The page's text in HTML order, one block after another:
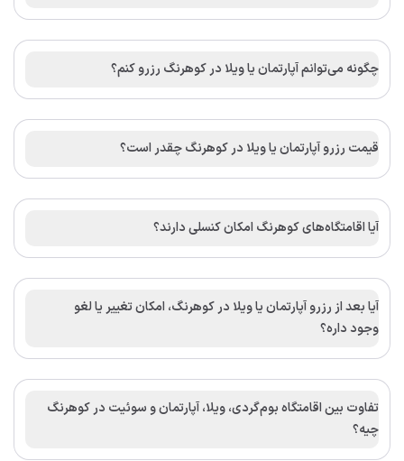
چگونه می‌توانم آپارتمان یا ویلا در کوهرنگ رزرو کنم؟
قیمت رزرو آپارتمان یا ویلا در کوهرنگ چقدر است؟
آیا اقامتگاه‌های کوهرنگ امکان کنسلی دارند؟
آیا بعد از رزرو آپارتمان یا ویلا در کوهرنگ، امکان تغییر یا لغو
وجود داره؟
تفاوت بین اقامتگاه بوم‌گردی، ویلا، آپارتمان و سوئیت در کوهرنگ
چیه؟